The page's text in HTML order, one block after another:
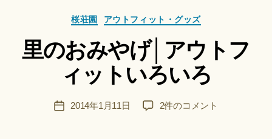
カ
ゴ
リ
ー
桜荘園 アウトフィット・グッズ
里のおみやげ│アウトフ
ィットいろいろ
投
稿
:
智
月
＊
投
2014年1月11日
里
2件のコメント